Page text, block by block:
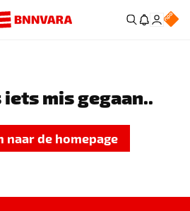
iets mis gegaan..
naar de homepage